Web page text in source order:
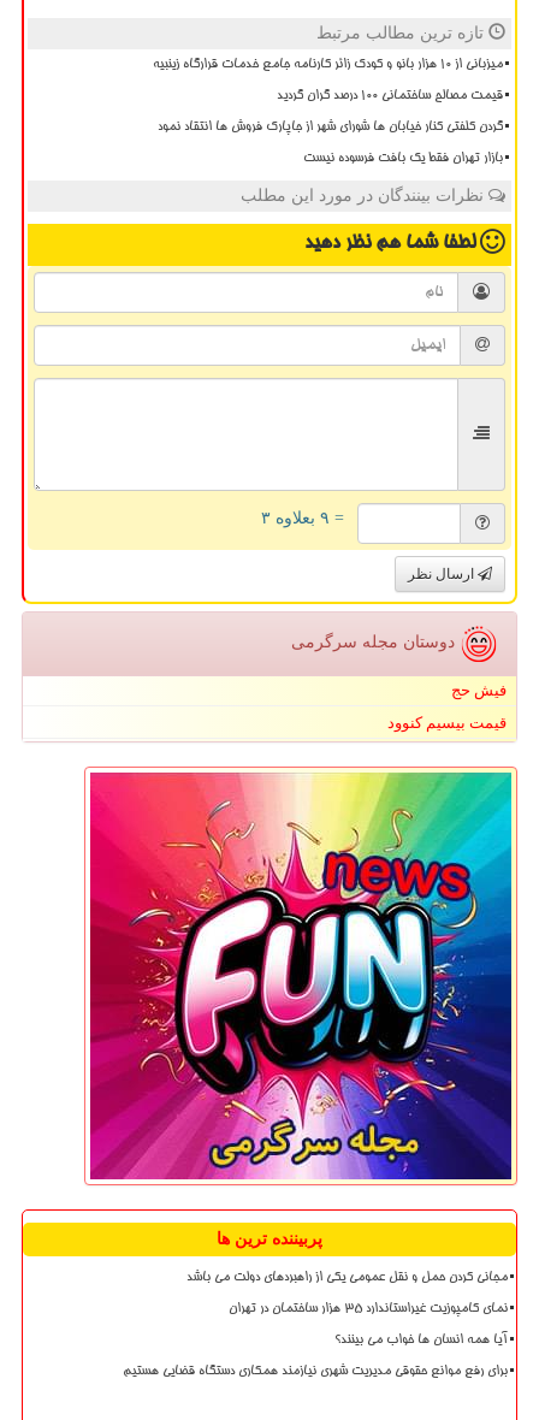
تازه ترین مطالب مرتبط
میزبانی از ۱۰ هزار بانو و کودک زائر کارنامه جامع خدمات قرارگاه زینبیه
قیمت مصالح ساختمانی ۱۰۰ درصد گران گردید
گردن کلفتی کنار خیابان ها شورای شهر از جاپارک فروش ها انتقاد نمود
بازار تهران فقط یک بافت فرسوده نیست
نظرات بینندگان در مورد این مطلب
لطفا شما همنظر دهید
= ۹ بعلاوه ۳
ارسال نظر
دوستان مجله سرگرمی
فیش حج
قیمت بیسیم کنوود
پربیننده ترین ها
مجانی کردن حمل و نقل عمومی یکی از راهبردهای دولت می باشد
نمای کامپوزیت غیراستاندارد ۳۵ هزار ساختمان در تهران
آیا همه انسان ها خواب می بینند؟
برای رفع موانع حقوقی مدیریت شهری نیازمند همکاری دستگاه قضایی هستیم